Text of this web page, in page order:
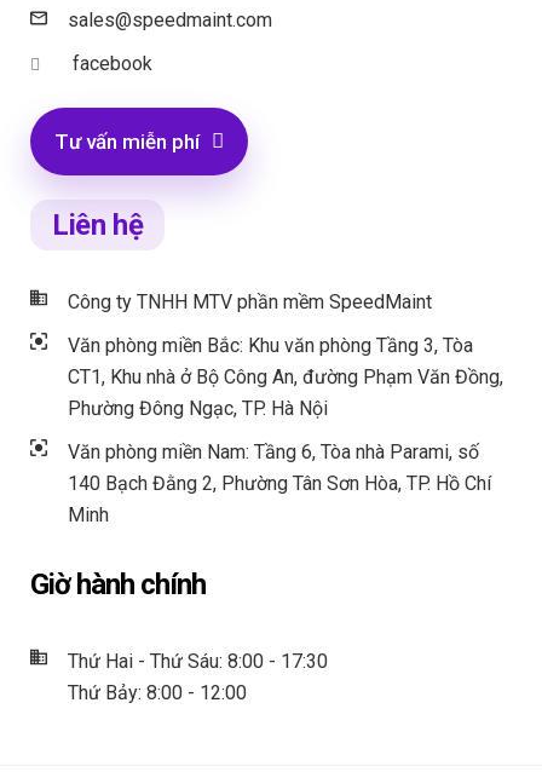
sales@speedmaint.com
facebook
Tư vấn miễn phí
Liên hệ
Công ty TNHH MTV phần mềm SpeedMaint
Văn phòng miền Bắc: Khu văn phòng Tầng 3, Tòa
CT1, Khu nhà ở Bộ Công An, đường Phạm Văn Đồng,
Phường Đông Ngạc, TP. Hà Nội
Văn phòng miền Nam: Tầng 6, Tòa nhà Parami, số
140 Bạch Đằng 2, Phường Tân Sơn Hòa, TP. Hồ Chí
Minh
Giờ hành chính
Thứ Hai - Thứ Sáu: 8:00 - 17:30
Thứ Bảy: 8:00 - 12:00